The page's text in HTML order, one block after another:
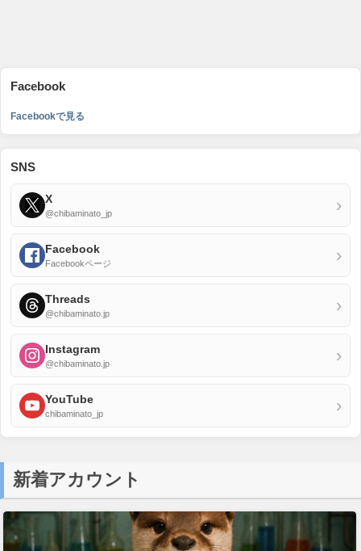
Facebook
Facebookで見る
SNS
X
@chibaminato_jp ›
Facebook
Facebookページ ›
Threads
@chibaminato.jp ›
Instagram
@chibaminato.jp ›
YouTube
chibaminato_jp ›
新着アカウント